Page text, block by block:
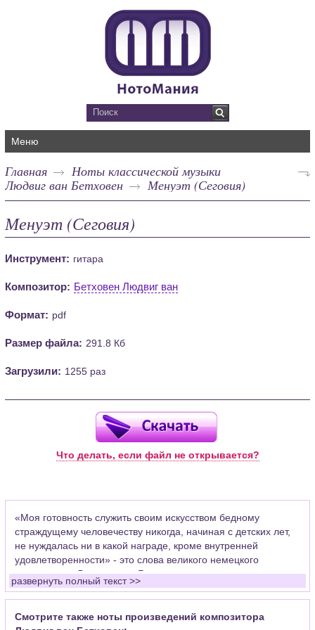
Меню
Главная
Ноты классической музыки
Людвиг ван Бетховен
Менуэт (Сеговия)
Менуэт (Сеговия)
Инструмент: гитара
Композитор: Бетховен Людвиг ван
Формат: pdf
Размер файла: 291.8 Кб
Загрузили: 1255 раз
Что делать, если файл не открывается?
«Моя готовность служить своим искусством бедному
страждущему человечеству никогда, начиная с детских лет,
не нуждалась ни в какой награде, кроме внутренней
удовлетворенности» - это слова великого немецкого
композитора Людвига ван Бетховена.
Уже в 7 лет он начал выступать как клавесинист. С 11-и лет -
помощник органиста капеллы. В 1782 г. Было издано первое
сочинение Бетховена - 9 вариаций для клавира. В 16 лет, в
развернуть полный текст >>
Смотрите также ноты произведений композитора